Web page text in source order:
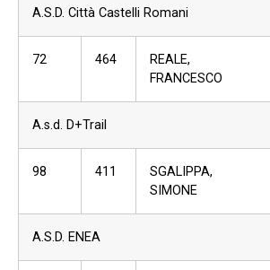
A.S.D. Città Castelli Romani
72 464
REALE,
FRANCESCO
A.s.d. D+Trail
98 411
SGALIPPA,
SIMONE
A.S.D. ENEA